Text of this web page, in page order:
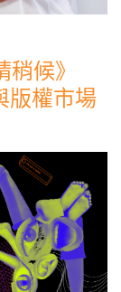
候》
版權市場